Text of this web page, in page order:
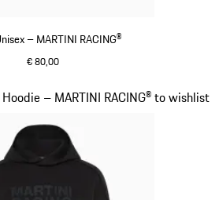
– MARTINI RACING®
€ 80,00
– MARTINI RACING® to wishlist